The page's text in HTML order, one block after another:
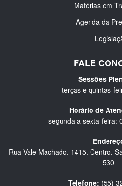
Matérias em
Agenda da
FALE
Sessões
terças e quintas-
Horário de
segunda a sexta-feira:
Rua Vale Machado, 1415, Centro,
530
Telefone: (55)